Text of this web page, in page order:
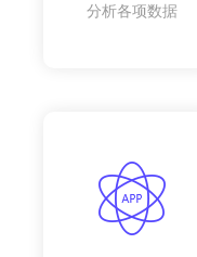
分析各项数据